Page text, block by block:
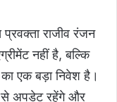
राजीव रंजन
नहीं है, बल्कि
एक बड़ा निवेश है।
से अपडेट रहेंगे और